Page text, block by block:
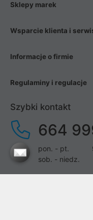
Sklepy marek
Wsparcie klienta i
Informacje o firmie
Regulaminy i regulacje
Szybki kontakt
664
pon. - pt.
sob. - niedz.